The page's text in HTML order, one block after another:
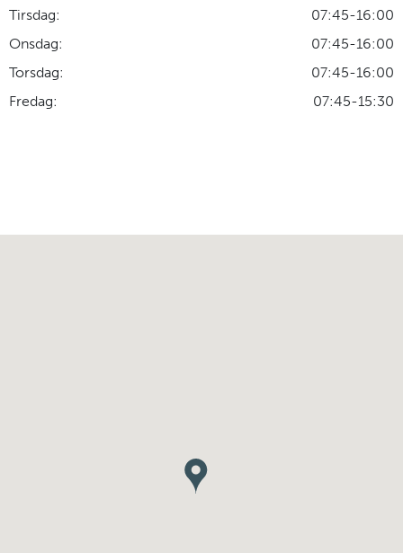
Tirsdag:
07:45-16:00
Onsdag:
07:45-16:00
Torsdag:
07:45-16:00
Fredag:
07:45-15:30